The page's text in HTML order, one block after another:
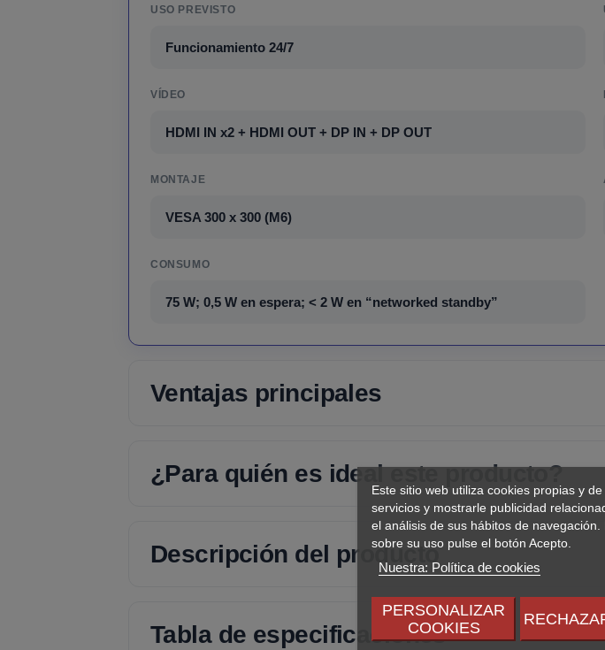
Este sitio web utiliza cookies propias y
servicios y mostrarle publicidad
el análisis de sus hábitos de
sobre su uso pulse el botón Acepto.
Nuestra: Política de cookies
PERSONALIZAR
COOKIES
USO PREVISTO
Funcionamiento 24/7
VÍDEO
HDMI IN x2 + HDMI OUT + DP IN + DP OUT
MONTAJE
VESA 300 x 300 (M6)
CONSUMO
75 W; 0,5 W en espera; < 2 W en “networked standby”
Ventajas principales
¿Para quién es ideal este producto?
Descripción del producto
Tabla de especificaciones